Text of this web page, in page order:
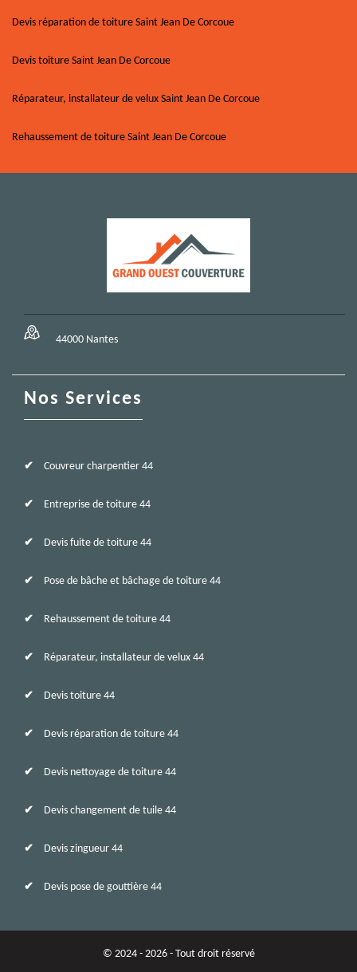
Devis réparation de toiture Saint Jean De Corcoue
Devis toiture Saint Jean De Corcoue
Réparateur, installateur de velux Saint Jean De Corcoue
Rehaussement de toiture Saint Jean De Corcoue
44000 Nantes
Nos Services
Couvreur charpentier 44
Entreprise de toiture 44
Devis fuite de toiture 44
Pose de bâche et bâchage de toiture 44
Rehaussement de toiture 44
Réparateur, installateur de velux 44
Devis toiture 44
Devis réparation de toiture 44
Devis nettoyage de toiture 44
Devis changement de tuile 44
Devis zingueur 44
Devis pose de gouttière 44
© 2024 - 2026 - Tout droit réservé